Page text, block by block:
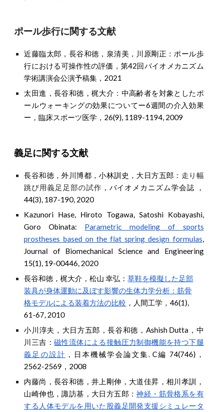
ポール歩行に関する文献
近藤臨太郎 ， 長谷和徳 ， 泉清美 ， 川原剛正：ポール歩
行における可操作性の評価 ， 第42回バイオメカニズム
学術講演会公演予稿集 ，2021
太田進，長谷和徳，梶大介：中高齢者を対象としたポ
ールウォーキングの効果についてー6週間の介入効果
ー，臨床スポーツ医学，26(9), 1189-1194, 2009
義足に関する文献
長谷和徳 ，外川博都，小林訓史，大日方五郎 ： 走り幅
跳び用義足足部の試作 ， バイオメカニズム学会誌
，
44(3), 187-190, 2020
Kazunori Hase, Hiroto Togawa, Satoshi Kobayashi,
Goro Obinata: Parametric modeling of sports
prostheses based on the flat spring design formulas,
Journal of Biomechanical Science and Engineering
15(1), 19-00446, 2020
長谷和徳，梶大介，松山 幸弘：草鞋を模擬した足部
装具が身体運動に及ぼす影響の生体力学分析：筋骨
格モデルによる装着方法の比較 ，人間工学，46(1),
61-67, 2010
小川淳夫，大日方五郎，長谷和徳，Ashish Dutta，中
川三吉 ：磁性流体による接触圧力制御機能を持つ下腿
義足の設計 ， 日本機械学会論文集. C編 74(746) ，
2562-2569 ， 2008
内藤尚，長谷和徳，井上剛伸，大道佳昇，相川孝訓，
山崎伸也，諏訪基，大日方五郎 ：神経・筋骨格系を有
する人体モデルを用いた股義足開発支援シミュレータ